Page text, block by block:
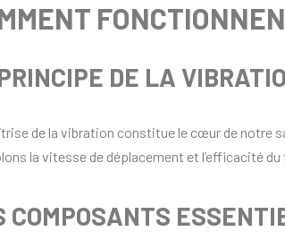
DE LA
de la vibration constitue le cœur de notre
la vitesse de déplacement et l’efficacité du
COMPOSANTS